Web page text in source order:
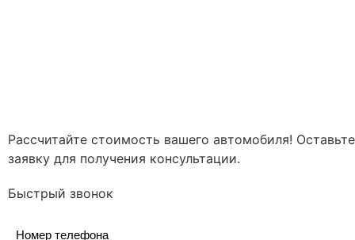
Рассчитайте стоимость вашего автомобиля! Оставьте
заявку для получения консультации.
Быстрый звонок